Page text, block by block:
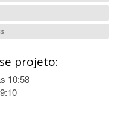
projeto:
10:58